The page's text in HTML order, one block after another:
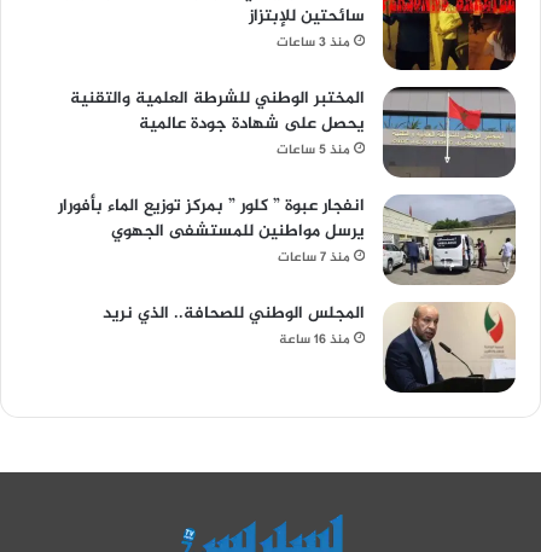
سائحتين للإبتزاز
منذ 3 ساعات
المختبر الوطني للشرطة العلمية والتقنية
يحصل على شهادة جودة عالمية
منذ 5 ساعات
انفجار عبوة ” كلور ” بمركز توزيع الماء بأفورار
يرسل مواطنين للمستشفى الجهوي
منذ 7 ساعات
المجلس الوطني للصحافة.. الذي نريد
منذ 16 ساعة